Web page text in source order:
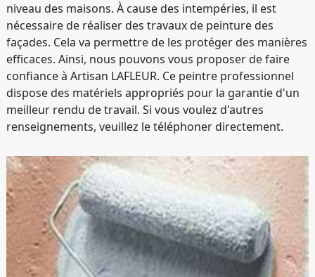
niveau des maisons. À cause des intempéries, il est
nécessaire de réaliser des travaux de peinture des
façades. Cela va permettre de les protéger des manières
efficaces. Ainsi, nous pouvons vous proposer de faire
confiance à Artisan LAFLEUR. Ce peintre professionnel
dispose des matériels appropriés pour la garantie d'un
meilleur rendu de travail. Si vous voulez d'autres
renseignements, veuillez le téléphoner directement.